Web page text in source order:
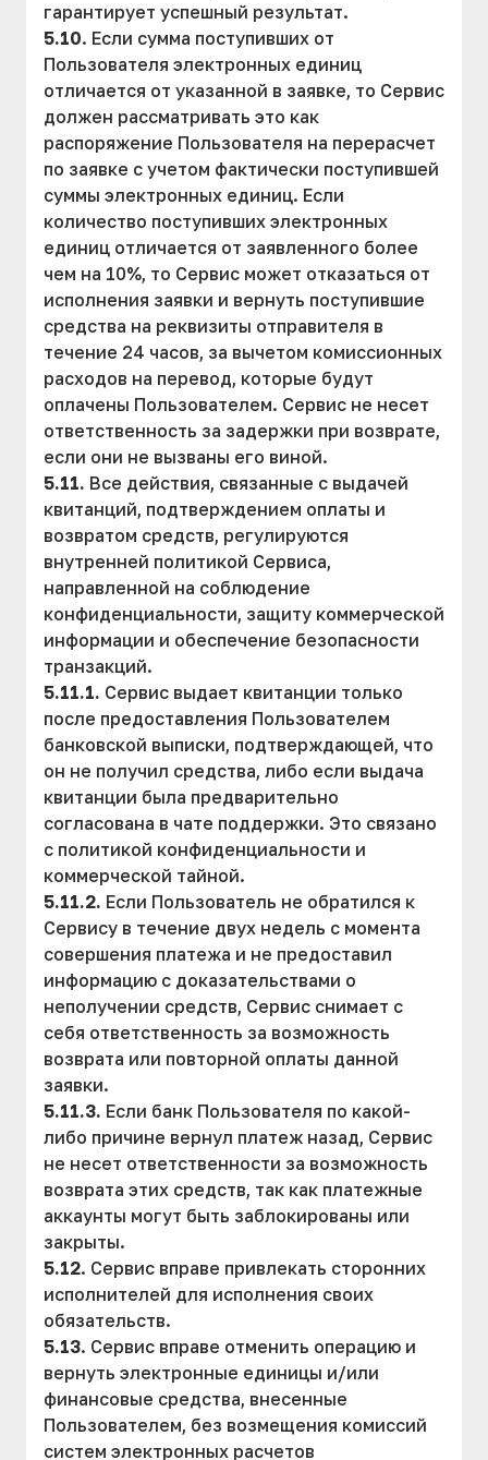
гарантирует успешный результат.
5.10. Если сумма поступивших от
Пользователя электронных единиц
отличается от указанной в заявке, то Сервис
должен рассматривать это как
распоряжение Пользователя на перерасчет
по заявке с учетом фактически поступившей
суммы электронных единиц. Если
количество поступивших электронных
единиц отличается от заявленного более
чем на 10%, то Сервис может отказаться от
исполнения заявки и вернуть поступившие
средства на реквизиты отправителя в
течение 24 часов, за вычетом комиссионных
расходов на перевод, которые будут
оплачены Пользователем. Сервис не несет
ответственность за задержки при возврате,
если они не вызваны его виной.
5.11. Все действия, связанные с выдачей
квитанций, подтверждением оплаты и
возвратом средств, регулируются
внутренней политикой Сервиса,
направленной на соблюдение
конфиденциальности, защиту коммерческой
информации и обеспечение безопасности
транзакций.
5.11.1. Сервис выдает квитанции только
после предоставления Пользователем
банковской выписки, подтверждающей, что
он не получил средства, либо если выдача
квитанции была предварительно
согласована в чате поддержки. Это связано
с политикой конфиденциальности и
коммерческой тайной.
5.11.2. Если Пользователь не обратился к
Сервису в течение двух недель с момента
совершения платежа и не предоставил
информацию с доказательствами о
неполучении средств, Сервис снимает с
себя ответственность за возможность
возврата или повторной оплаты данной
заявки.
5.11.3. Если банк Пользователя по какой-
либо причине вернул платеж назад, Сервис
не несет ответственности за возможность
возврата этих средств, так как платежные
аккаунты могут быть заблокированы или
закрыты.
5.12. Сервис вправе привлекать сторонних
исполнителей для исполнения своих
обязательств.
5.13. Сервис вправе отменить операцию и
вернуть электронные единицы и/или
финансовые средства, внесенные
Пользователем, без возмещения комиссий
систем электронных расчетов